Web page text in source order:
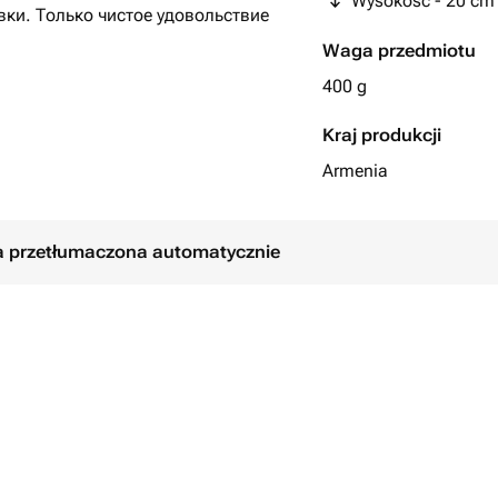
Waga przedmiotu
400 g
Kraj produkcji
Armenia
Только чистое удовольствие
przetłumaczona automatycznie